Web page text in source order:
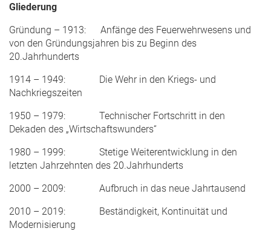
Gliederung
Gründung – 1913: Anfänge des Feuerwehrwesens und
von den Gründungsjahren bis zu Beginn des
20.Jahrhunderts
1914 – 1949: Die Wehr in den Kriegs- und
Nachkriegszeiten
1950 – 1979: Technischer Fortschritt in den
Dekaden des „Wirtschaftswunders“
1980 – 1999: Stetige Weiterentwicklung in den
letzten Jahrzehnten des 20.Jahrhunderts
2000 – 2009: Aufbruch in das neue Jahrtausend
2010 – 2019: Beständigkeit, Kontinuität und
Modernisierung